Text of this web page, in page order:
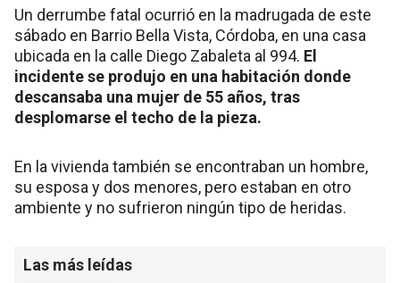
Un derrumbe fatal ocurrió en la madrugada de este
sábado en Barrio Bella Vista, Córdoba, en una casa
ubicada en la calle Diego Zabaleta al 994. El
incidente se produjo en una habitación donde
descansaba una mujer de 55 años, tras
desplomarse el techo de la pieza.
En la vivienda también se encontraban un hombre,
su esposa y dos menores, pero estaban en otro
ambiente y no sufrieron ningún tipo de heridas.
Las más leídas